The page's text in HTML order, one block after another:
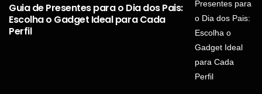
Guia de Presentes para o Dia dos Pais:
Escolha o Gadget Ideal para Cada
Perfil